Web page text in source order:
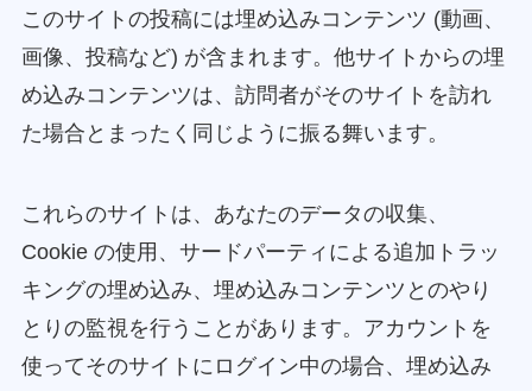
このサイトの投稿には埋め込みコンテンツ (動画、
画像、投稿など) が含まれます。他サイトからの埋
め込みコンテンツは、訪問者がそのサイトを訪れ
た場合とまったく同じように振る舞います。
これらのサイトは、あなたのデータの収集、
Cookie の使用、サードパーティによる追加トラッ
キングの埋め込み、埋め込みコンテンツとのやり
とりの監視を行うことがあります。アカウントを
使ってそのサイトにログイン中の場合、埋め込み